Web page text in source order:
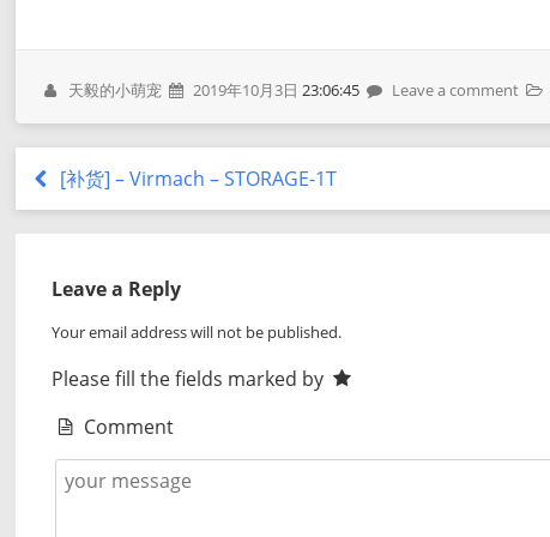
天毅的小萌宠 2019年10月3日 23:06:45 Leave a comment
[补货] – Virmach – STORAGE-1T
Leave a Reply
Your email address will not be published.
Please fill the fields marked by
Comment